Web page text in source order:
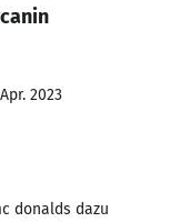
2023
donalds dazu